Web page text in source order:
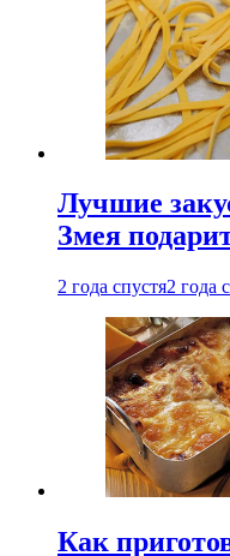
Лучшие
Змея
2 года спустя2 года
Как